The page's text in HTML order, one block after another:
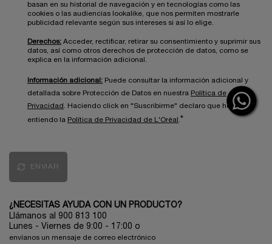
basan en su historial de navegación y en tecnologías como las
cookies o las audiencias lookalike, que nos permiten mostrarle
publicidad relevante según sus intereses si así lo elige.
Derechos: Acceder, rectificar, retirar su consentimiento y suprimir sus
datos, así como otros derechos de protección de datos, como se
explica en la información adicional.
Información adicional: Puede consultar la información adicional y
detallada sobre Protección de Datos en nuestra Política de
Privacidad . Haciendo click en "Suscribirme" declaro que he leído y
entiendo la Política de Privacidad de L'Oréal .*
ENVIAR
¿NECESITAS AYUDA CON UN PRODUCTO?
Llámanos al 900 813 100
Lunes - Viernes de 9:00 - 17:00 o
envíanos un mensaje de correo electrónico